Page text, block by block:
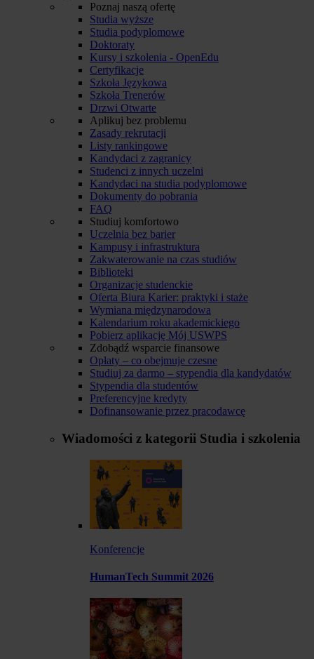
Poznaj naszą ofertę
Studia wyższe
Studia podyplomowe
Doktoraty
Kursy i szkolenia - OpenEdu
Certyfikacje
Szkoła Językowa
Szkoła Trenerów
Drzwi Otwarte
Aplikuj bez problemu
Zasady rekrutacji
Listy rankingowe
Kandydaci z zagranicy
Studenci z innych uczelni
Kandydaci na studia podyplomowe
Dokumenty do pobrania
FAQ
Studiuj komfortowo
Uczelnia bez barier
Kampusy i infrastruktura
Zakwaterowanie na czas studiów
Biblioteki
Organizacje studenckie
Oferta Biura Karier: praktyki i staże
Wymiana międzynarodowa
Kalendarium roku akademickiego
Pobierz aplikację Mój USWPS
Zdobądź wsparcie finansowe
Opłaty – co obejmuje czesne
Studiuj za darmo – stypendia dla kandydatów
Stypendia dla studentów
Preferencyjne kredyty
Dofinansowanie przez pracodawcę
Wiadomości z kategorii Studia i szkolenia
Konferencje
HumanTech Summit 2026